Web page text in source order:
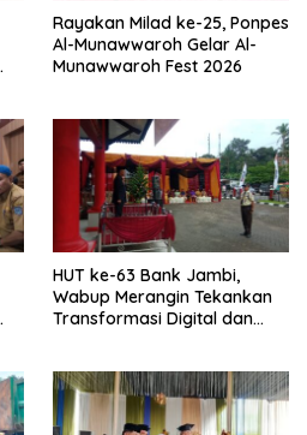
Rayakan Milad ke-25, Ponpes
Al-Munawwaroh Gelar Al-
Munawwaroh Fest 2026
HUT ke-63 Bank Jambi,
Wabup Merangin Tekankan
Transformasi Digital dan